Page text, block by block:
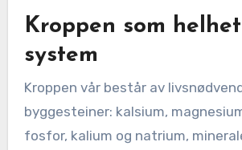
Kroppen som
system
Kroppen vår består av
byggesteiner: kalsium,
fosfor, kalium og natrium,